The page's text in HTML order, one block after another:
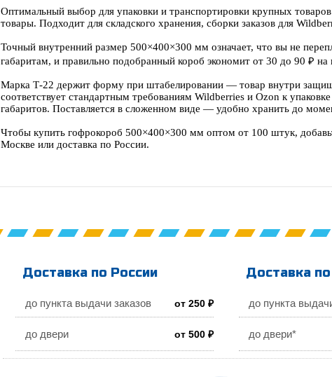
Оптимальный выбор для упаковки и транспортировки крупных
товары. Подходит для складского хранения, сборки заказов для
Точный внутренний размер 500×400×300 мм означает, что вы не
габаритам, и правильно подобранный короб экономит от 30 до 90 ₽ на
Марка Т-22 держит форму при штабелировании — товар внутри
соответствует стандартным требованиям Wildberries и Ozon к
габаритов. Поставляется в сложенном виде — удобно хранить до
Чтобы купить гофрокороб 500×400×300 мм оптом от 100 штук,
Москве или доставка по России.
Доставка по России
до пункта выдачи заказов от 250 ₽
до двери от 500 ₽
Доставка
до пункта
до двери*